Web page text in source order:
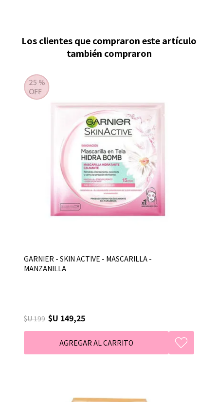
Los clientes que compraron este artículo
también compraron
GARNIER - SKIN ACTIVE - MASCARILLA -
MANZANILLA
$U 199 $U 149,25